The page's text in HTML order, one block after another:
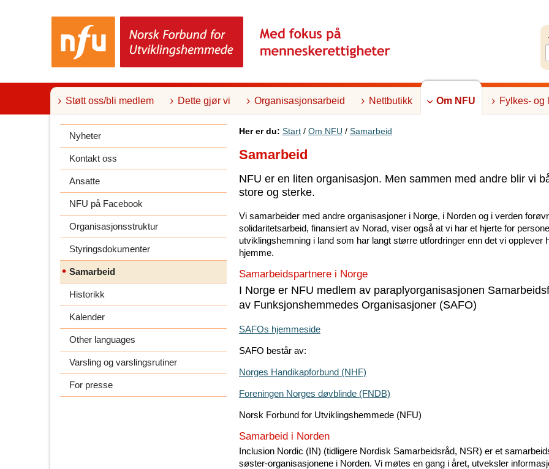
o
Støtt oss/bli medlem Dette gjør vi Organisasjonsarbeid Nettbutikk Om NFU Fylkes- og
Nyheter
Kontakt oss
Ansatte
NFU på Facebook
Organisasjonsstruktur
Styringsdokumenter
Samarbeid
Historikk
Kalender
Other languages
Varsling og varslingsrutiner
For presse
Her er du: Start / Om NFU / Samarbeid
Samarbeid
NFU er en liten organisasjon. Men sammen med andre blir vi
store og sterke.
Vi samarbeider med andre organisasjoner i Norge, i Norden og i verden
solidaritetsarbeid, finansiert av Norad, viser også at vi har et hjerte for
utviklingshemning i land som har langt større utfordringer enn det vi opplever
hjemme.
Samarbeidspartnere i Norge
I Norge er NFU medlem av paraplyorganisasjonen
av Funksjonshemmedes Organisasjoner (SAFO)
SAFOs hjemmeside
SAFO består av:
Norges Handikapforbund (NHF)
Foreningen Norges døvblinde (FNDB)
Norsk Forbund for Utviklingshemmede (NFU)
Samarbeid i Norden
Inclusion Nordic (IN) (tidligere Nordisk Samarbeidsråd, NSR) er et
søster-organisasjonene i Norden. Vi møtes en gang i året, utveksler